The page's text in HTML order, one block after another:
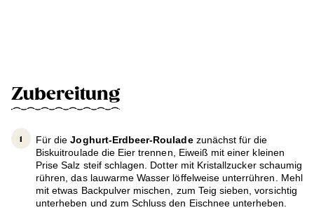
Zubereitung
Für dieJoghurt-Erdbeer-Rouladezunächst für die
Biskuitroulade die Eier trennen, Eiweiß mit einer kleinen
Prise Salz steif schlagen. Dotter mit Kristallzucker schaumig
rühren, das lauwarme Wasser löffelweise unterrühren. Mehl
mit etwas Backpulver mischen, zum Teig sieben, vorsichtig
unterheben und zum Schluss den Eischnee unterheben.